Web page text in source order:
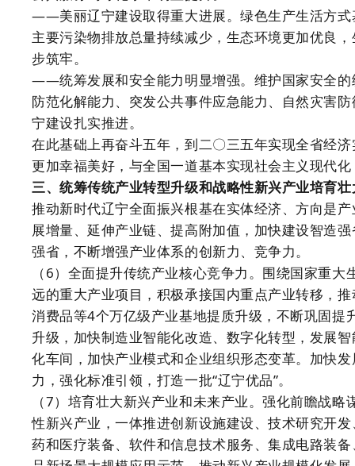
——美丽辽宁建设取得重大进展。绿色生产生活方
主要污染物排放总量持续减少，生态环境更加优良
步筑牢。
——统筹发展和安全能力明显增强。维护国家安全
防范化解能力、突发公共事件应急能力、自然灾害
宁建设扎实推进。
在此基础上再奋斗五年，到二〇三五年实现全省经
更加幸福美好，与全国一道基本实现社会主义现代
三、统筹传统产业转型升级和战略性新兴产业培育
推动新时代辽宁全面振兴根基在实体经济、方向是
展增量、延伸产业链、提高附加值，加快建设智造
强省，不断增强产业体系的创新力、竞争力。
（6）全面提升传统产业核心竞争力。围绕国家重
远的重大产业项目，积极承接国内重点产业转移，
消费品等4个万亿级产业基地提质升级，不断巩固
升级，加快制造业智能化改造、数字化转型，发展
化车间，加快产业模式和企业组织形态变革。加快
力，强化标准引领，打造一批“辽宁优品”。
（7）培育壮大新兴产业和未来产业。强化前瞻战
性新兴产业，一体推进创新设施建设、技术研究开
药和医疗装备、软件和信息技术服务、集成电路装